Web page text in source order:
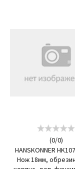
(0/0)
HANSKONNER
Нож 18мм,